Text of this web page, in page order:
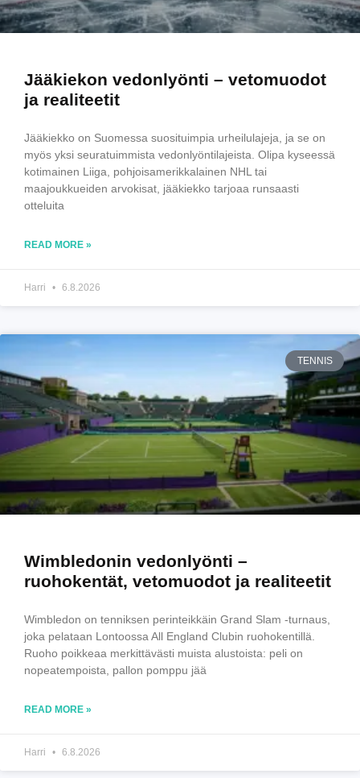
Jääkiekon vedonlyönti – vetomuodot
ja realiteetit
Jääkiekko on Suomessa suosituimpia urheilulajeja, ja se on
myös yksi seuratuimmista vedonlyöntilajeista. Olipa kyseessä
kotimainen Liiga, pohjoisamerikkalainen NHL tai
maajoukkueiden arvokisat, jääkiekko tarjoaa runsaasti
otteluita
READ MORE »
Harri 6.8.2026
TENNIS
Wimbledonin vedonlyönti –
ruohokentät, vetomuodot ja realiteetit
Wimbledon on tenniksen perinteikkäin Grand Slam -turnaus,
joka pelataan Lontoossa All England Clubin ruohokentillä.
Ruoho poikkeaa merkittävästi muista alustoista: peli on
nopeatempoista, pallon pomppu jää
READ MORE »
Harri 6.8.2026